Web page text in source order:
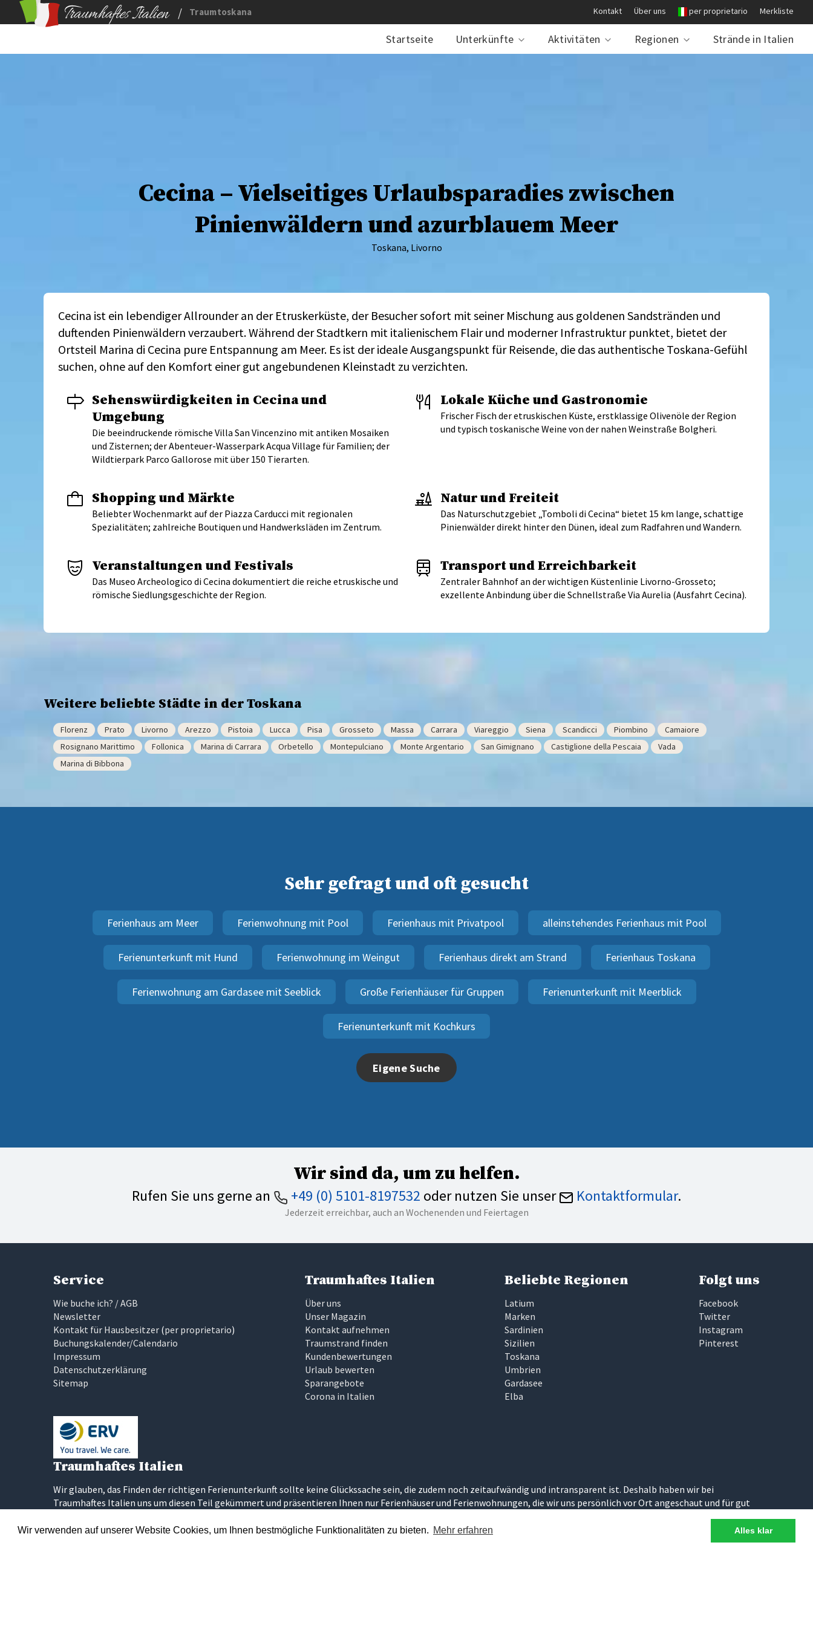
Wir verwenden auf unserer Website Cookies, um Ihnen bestmögliche Funktionalitäten zu bieten. Mehr erfahren Alles klar
/ Traumtoskana Kontakt Über uns per proprietario Merkliste
Startseite Unterkünfte Aktivitäten Regionen Strände in Italien
Cecina – Vielseitiges Urlaubsparadies zwischen
Pinienwäldern und azurblauem Meer
Toskana, Livorno
Cecina ist ein lebendiger Allrounder an der Etruskerküste, der Besucher sofort mit seiner Mischung aus goldenen Sandstränden und
duftenden Pinienwäldern verzaubert. Während der Stadtkern mit italienischem Flair und moderner Infrastruktur punktet, bietet der
Ortsteil Marina di Cecina pure Entspannung am Meer. Es ist der ideale Ausgangspunkt für Reisende, die das authentische Toskana-Gefühl
suchen, ohne auf den Komfort einer gut angebundenen Kleinstadt zu verzichten.
Sehenswürdigkeiten in Cecina und
Umgebung
Die beeindruckende römische Villa San Vincenzino mit antiken Mosaiken
und Zisternen; der Abenteuer-Wasserpark Acqua Village für Familien; der
Wildtierpark Parco Gallorose mit über 150 Tierarten.
Lokale Küche und Gastronomie
Frischer Fisch der etruskischen Küste, erstklassige Olivenöle der Region
und typisch toskanische Weine von der nahen Weinstraße Bolgheri.
Shopping und Märkte
Beliebter Wochenmarkt auf der Piazza Carducci mit regionalen
Spezialitäten; zahlreiche Boutiquen und Handwerksläden im Zentrum.
Natur und Freiteit
Das Naturschutzgebiet „Tomboli di Cecina“ bietet 15 km lange, schattige
Pinienwälder direkt hinter den Dünen, ideal zum Radfahren und Wandern.
Veranstaltungen und Festivals
Das Museo Archeologico di Cecina dokumentiert die reiche etruskische und
römische Siedlungsgeschichte der Region.
Transport und Erreichbarkeit
Zentraler Bahnhof an der wichtigen Küstenlinie Livorno-Grosseto;
exzellente Anbindung über die Schnellstraße Via Aurelia (Ausfahrt Cecina).
Weitere beliebte Städte in der Toskana
Florenz Prato Livorno Arezzo Pistoia Lucca Pisa Grosseto Massa Carrara Viareggio Siena Scandicci Piombino
Camaiore
Rosignano Marittimo
Follonica Marina di Carrara Orbetello Montepulciano Monte Argentario San Gimignano Castiglione della Pescaia
Vada
Marina di Bibbona
Sehr gefragt und oft gesucht
Ferienhaus am Meer Ferienwohnung mit Pool Ferienhaus mit Privatpool alleinstehendes Ferienhaus mit Pool
Ferienunterkunft mit Hund Ferienwohnung im Weingut Ferienhaus direkt am Strand Ferienhaus Toskana
Ferienwohnung am Gardasee mit Seeblick Große Ferienhäuser für Gruppen Ferienunterkunft mit Meerblick
Ferienunterkunft mit Kochkurs
Eigene Suche
Wir sind da, um zu helfen.
Rufen Sie uns gerne an +49 (0) 5101-8197532 oder nutzen Sie unser Kontaktformular.
Jederzeit erreichbar, auch an Wochenenden und Feiertagen
Service
Wie buche ich? / AGB
Newsletter
Kontakt für Hausbesitzer (per proprietario)
Buchungskalender/Calendario
Impressum
Datenschutzerklärung
Sitemap
Traumhaftes Italien
Über uns
Unser Magazin
Kontakt aufnehmen
Traumstrand finden
Kundenbewertungen
Urlaub bewerten
Sparangebote
Corona in Italien
Beliebte Regionen
Latium
Marken
Sardinien
Sizilien
Toskana
Umbrien
Gardasee
Elba
Folgt uns
Facebook
Twitter
Instagram
Pinterest
Traumhaftes Italien
Wir glauben, das Finden der richtigen Ferienunterkunft sollte keine Glückssache sein, die zudem noch zeitaufwändig und intransparent ist. Deshalb haben wir bei
Traumhaftes Italien uns um diesen Teil gekümmert und präsentieren Ihnen nur Ferienhäuser und Ferienwohnungen, die wir uns persönlich vor Ort angeschaut und für gut